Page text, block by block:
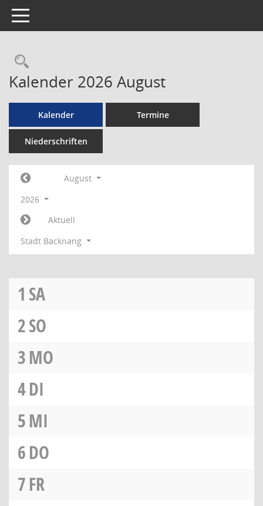
Toggle navigation
Rechercheauswahl
Kalender 2026 August
Kalender Termine
Niederschriften
August
2026
Aktuell
Stadt Backnang
1 SA
2SO
3MO
4DI
5MI
6DO
7FR